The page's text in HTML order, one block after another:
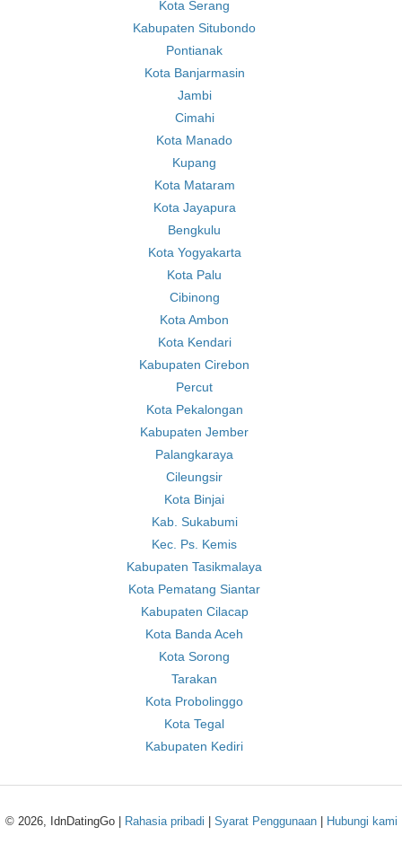
Kota Serang
Kabupaten Situbondo
Pontianak
Kota Banjarmasin
Jambi
Cimahi
Kota Manado
Kupang
Kota Mataram
Kota Jayapura
Bengkulu
Kota Yogyakarta
Kota Palu
Cibinong
Kota Ambon
Kota Kendari
Kabupaten Cirebon
Percut
Kota Pekalongan
Kabupaten Jember
Palangkaraya
Cileungsir
Kota Binjai
Kab. Sukabumi
Kec. Ps. Kemis
Kabupaten Tasikmalaya
Kota Pematang Siantar
Kabupaten Cilacap
Kota Banda Aceh
Kota Sorong
Tarakan
Kota Probolinggo
Kota Tegal
Kabupaten Kediri
© 2026, IdnDatingGo | Rahasia pribadi Syarat Penggunaan| Hubungi kami